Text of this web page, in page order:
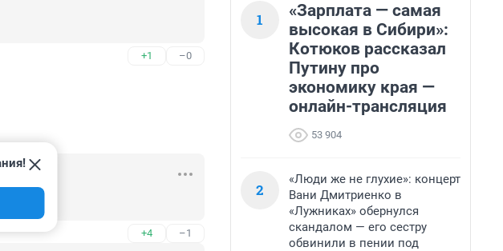
+1 –0
+4 –1
1
«Зарплата — самая
высокая в Сибири»:
Котюков рассказал
Путину про
экономику края —
онлайн-трансляция
53 904
2
«Люди же не глухие»: концерт
Вани Дмитриенко в
«Лужниках» обернулся
скандалом — его сестру
обвинили в пении под